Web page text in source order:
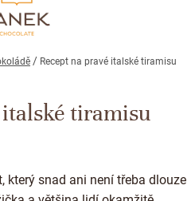
Recept na pravé italské tiramisu
italské tiramisu
snad ani není třeba dlouze